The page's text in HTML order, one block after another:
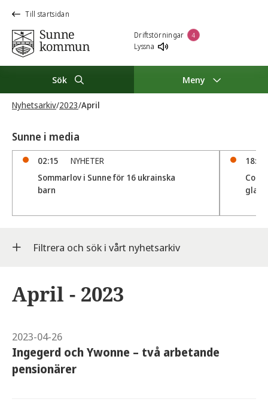
Till startsidan
Driftstörningar 4
Lyssna
Sök Meny
Nyhetsarkiv/2023/April
Sunne i media
02:15
NYHETER
Sommarlov i Sunne för 16 ukrainska
barn
18:37
Cozy
Filtrera och sök i vårt nyhetsarkiv
April - 2023
2023-04-26
Ingegerd och Ywonne – två arbetande
pensionärer